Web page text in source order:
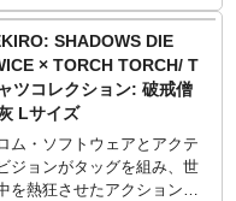
サイズ （84cm／68cm／
／26cm）
テリアル
5.6oz ヘビーウェイトボ
灰のみ 綿90%、ポリエステ
5.6oz ヘビーウェイトボ
洗っても型崩れしづらく風
が出るのが特徴です。
イズ（着丈／身幅／肩幅／袖
イズ （65cm／49cm／42cm
）
イズ （69cm／52cm／46cm
イヤーに苦戦を強いた強敵
戒僧」。高笑いとともに長
ふるう彼女の姿を、フロ
ソフトウェア作品に関する
のファンアートが人気のイ
トレーター・芳川氏が耽美
筆画で描き下ろし。洗練さ
SHADOWS DIE
× TORCH TORCH/ T
ツコレクション: 破戒僧
Lサイズ
ム・ソフトウェアとアクテ
ジョンがタッグを組み、世
を熱狂させたアクション・